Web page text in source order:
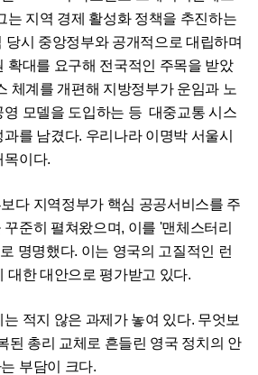
는 지역 경제 활성화 정책을 추진하는
당시 중앙정부와 공개적으로 대립하며
확대를 요구해 전국적인 주목을 받았
체계를 개편해 지방정부가 운임과 노
영 모델을 도입하는 등 대중교통 시스
를 남겼다. 우리나라 이명박 서울시
목이다.
다 지역정부가 핵심 공공서비스를 주
준히 펼쳐왔으며, 이를 '맨체스터리
명명했다. 이는 영국의 고질적인 런
대한 대안으로 평가받고 있다.
적지 않은 과제가 놓여 있다. 무엇보
된 총리 교체로 흔들린 영국 정치의 안
부담이 크다.